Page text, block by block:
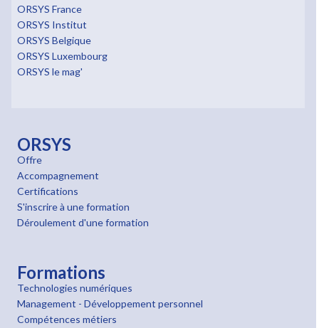
ORSYS France
ORSYS Institut
ORSYS Belgique
ORSYS Luxembourg
ORSYS le mag'
ORSYS
Offre
Accompagnement
Certifications
S'inscrire à une formation
Déroulement d'une formation
Formations
Technologies numériques
Management - Développement personnel
Compétences métiers